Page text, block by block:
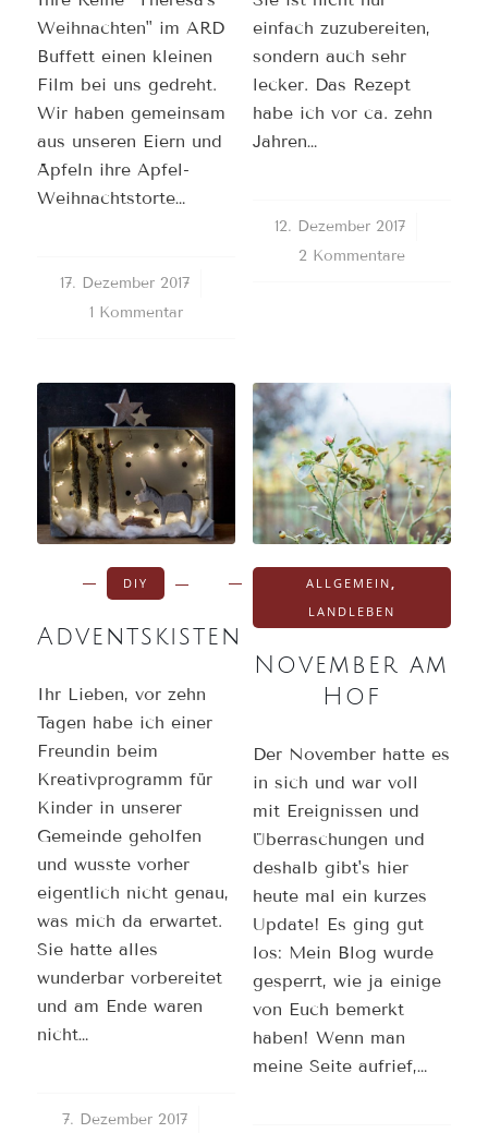
Weihnachten" im ARD
Buffett einen kleinen
Film bei uns gedreht.
Wir haben gemeinsam
aus unseren Eiern und
Äpfeln ihre Apfel-
Weihnachtstorte…
17. Dezember 2017
/
1 Kommentar
einfach zuzubereiten,
sondern auch sehr
lecker. Das Rezept
habe ich vor ca. zehn
Jahren…
12. Dezember 2017
/
2 Kommentare
DIY
Adventskisten
Ihr Lieben, vor zehn
Tagen habe ich einer
Freundin beim
Kreativprogramm für
Kinder in unserer
Gemeinde geholfen
und wusste vorher
eigentlich nicht genau,
was mich da erwartet.
Sie hatte alles
wunderbar vorbereitet
und am Ende waren
nicht…
7. Dezember 2017
/
ALLGEMEIN
LANDLEBEN
November am
Hof
Der November hatte es
in sich und war voll
mit Ereignissen und
Überraschungen und
deshalb gibt's hier
heute mal ein kurzes
Update! Es ging gut
los: Mein Blog wurde
gesperrt, wie ja einige
von Euch bemerkt
haben! Wenn man
meine Seite aufrief,…